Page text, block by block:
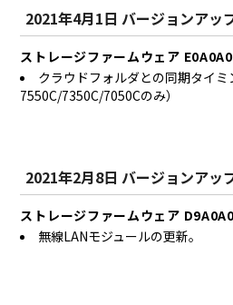
2021年4月1日 バージョンアッ
ストレージファームウェア E0A0A0
クラウドフォルダとの同期タイ
7550C/7350C/7050Cのみ）
2021年2月8日 バージョンアッ
ストレージファームウェア D9A0A0
無線LANモジュールの更新。